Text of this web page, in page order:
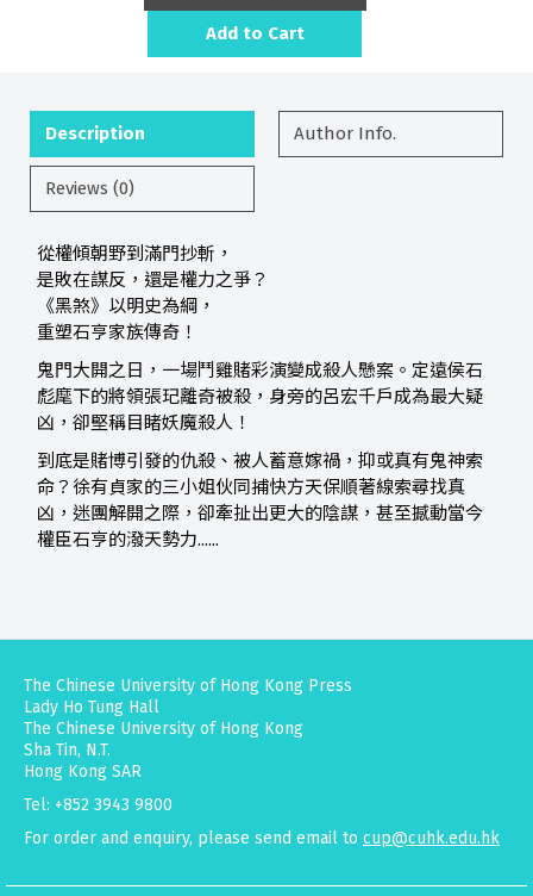
Add to Cart
Description Author Info.
Reviews (0)
從權傾朝野到滿門抄斬，
是敗在謀反，還是權力之爭？
《黑煞》以明史為綱，
重塑石亨家族傳奇！
鬼門大開之日，一場鬥雞賭彩演變成殺人懸案。定遠侯石
彪麾下的將領張玘離奇被殺，身旁的呂宏千戶成為最大疑
凶，卻堅稱目睹妖魔殺人！
到底是賭博引發的仇殺、被人蓄意嫁禍，抑或真有鬼神索
命？徐有貞家的三小姐伙同捕快方天保順著線索尋找真
凶，迷團解開之際，卻牽扯出更大的陰謀，甚至撼動當今
權臣石亨的潑天勢力......
The Chinese University of Hong Kong Press
Lady Ho Tung Hall
The Chinese University of Hong Kong
Sha Tin, N.T.
Hong Kong SAR
Tel: +852 3943 9800
For order and enquiry, please send email to cup@cuhk.edu.hk